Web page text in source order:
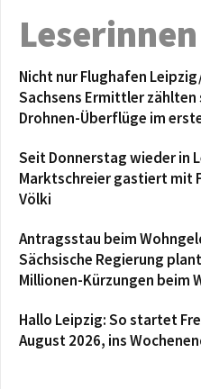
Nicht nur Flughafen
Sachsens Ermittler zählten
Drohnen-Überflüge im
Seit Donnerstag wieder in
Marktschreier gastiert mit
Völki
Antragsstau beim
Sächsische Regierung
Millionen-Kürzungen beim
Hallo Leipzig: So startet
August 2026, ins